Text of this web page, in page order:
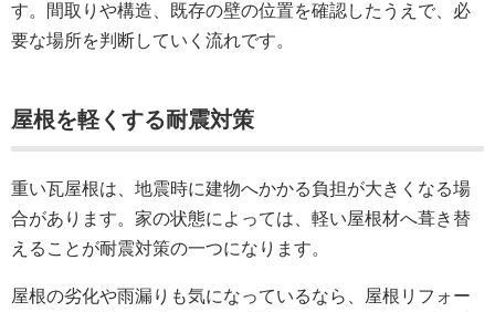
す。間取りや構造、既存の壁の位置を確認したうえで、必
要な場所を判断していく流れです。
屋根を軽くする耐震対策
重い瓦屋根は、地震時に建物へかかる負担が大きくなる場
合があります。家の状態によっては、軽い屋根材へ葺き替
えることが耐震対策の一つになります。
屋根の劣化や雨漏りも気になっているなら、屋根リフォー